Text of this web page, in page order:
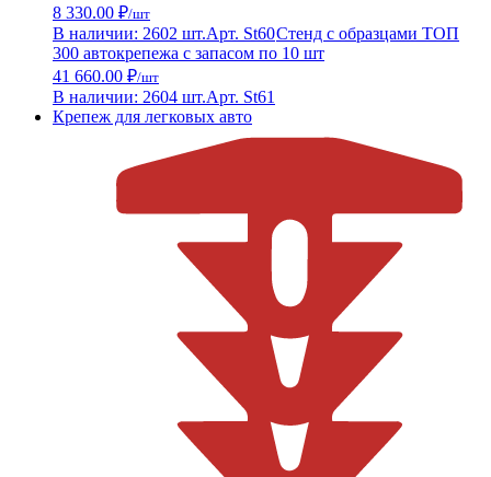
8 330.00 ₽/шт
В наличии: 2602 шт.Арт. St60Стенд с образцами ТОП
300 автокрепежа с запасом по 10 шт
41 660.00 ₽/шт
В наличии: 2604 шт.Арт. St61
Крепеж для легковых авто